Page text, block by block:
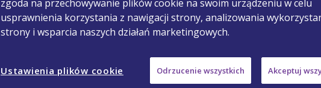
zgoda na przechowywanie plików cookie na swoim urządzeniu w celu
usprawnienia korzystania z nawigacji strony, analizowania
strony i wsparcia naszych działań marketingowych.
Odrzucenie wszystkich Akceptuj
Ustawienia plików cookie